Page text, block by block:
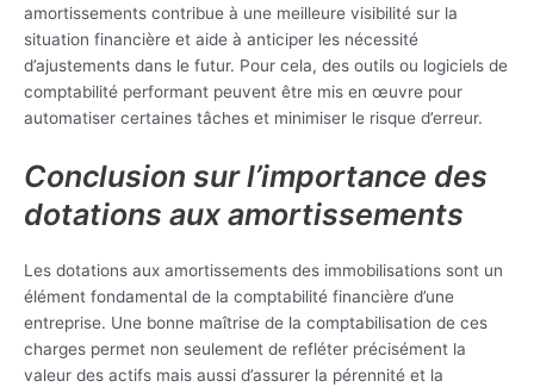
amortissements contribue à une meilleure visibilité sur la
situation financière et aide à anticiper les nécessité
d’ajustements dans le futur. Pour cela, des outils ou logiciels de
comptabilité performant peuvent être mis en œuvre pour
automatiser certaines tâches et minimiser le risque d’erreur.
Conclusion sur l’importance des
dotations aux amortissements
Les dotations aux amortissements des immobilisations sont un
élément fondamental de la comptabilité financière d’une
entreprise. Une bonne maîtrise de la comptabilisation de ces
charges permet non seulement de refléter précisément la
valeur des actifs mais aussi d’assurer la pérennité et la